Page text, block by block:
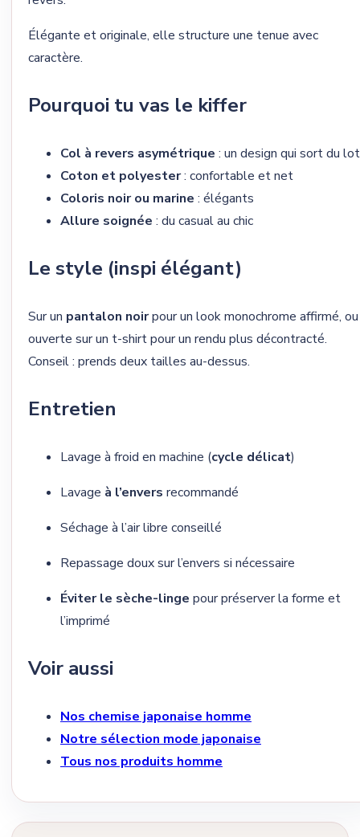
Élégante et originale, elle structure une tenue avec
caractère.
Pourquoi tu vas le kiffer
Col à revers asymétrique : un design qui sort du lot
Coton et polyester: confortable et net
Coloris noir ou marine : élégants
Allure soignée : du casual au chic
Le style (inspi élégant)
Sur un pantalon noirpour un look monochrome affirmé, ou
ouverte sur un t-shirt pour un rendu plus décontracté.
Conseil : prends deux tailles au-dessus.
Entretien
Lavage à froid en machine (cycle délicat)
Lavage à l’envers recommandé
Séchage à l’air libre conseillé
Repassage doux sur l’envers si nécessaire
Éviter le sèche-linge pour préserver la forme et
l’imprimé
Voir aussi
Nos chemise japonaise homme
Notre sélection mode japonaise
Tous nos produits homme